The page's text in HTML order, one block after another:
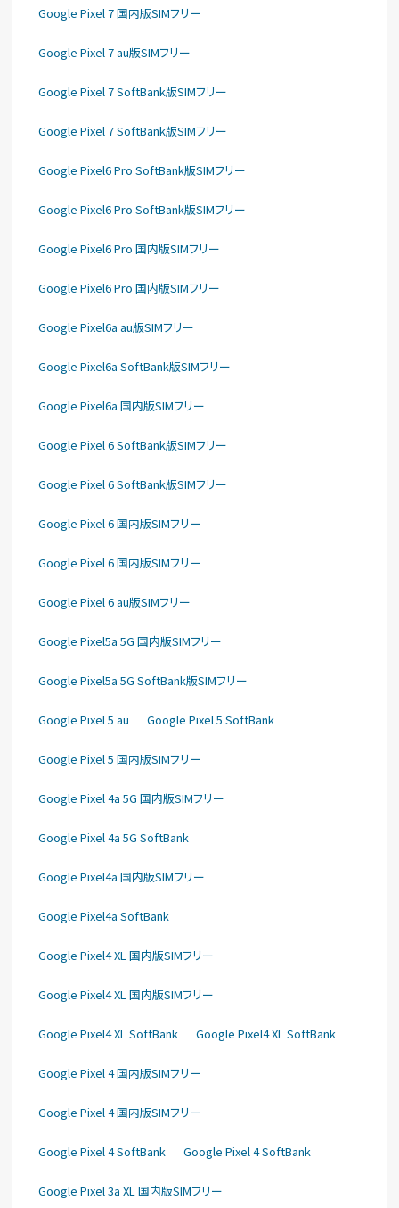
Google Pixel 7 国内版SIMフリー
Google Pixel 7 au版SIMフリー
Google Pixel 7 SoftBank版SIMフリー
Google Pixel 7 SoftBank版SIMフリー
Google Pixel6 Pro SoftBank版SIMフリー
Google Pixel6 Pro SoftBank版SIMフリー
Google Pixel6 Pro 国内版SIMフリー
Google Pixel6 Pro 国内版SIMフリー
Google Pixel6a au版SIMフリー
Google Pixel6a SoftBank版SIMフリー
Google Pixel6a 国内版SIMフリー
Google Pixel 6 SoftBank版SIMフリー
Google Pixel 6 SoftBank版SIMフリー
Google Pixel 6 国内版SIMフリー
Google Pixel 6 国内版SIMフリー
Google Pixel 6 au版SIMフリー
Google Pixel5a 5G 国内版SIMフリー
Google Pixel5a 5G SoftBank版SIMフリー
Google Pixel 5 au Google Pixel 5 SoftBank
Google Pixel 5 国内版SIMフリー
Google Pixel 4a 5G 国内版SIMフリー
Google Pixel 4a 5G SoftBank
Google Pixel4a 国内版SIMフリー
Google Pixel4a SoftBank
Google Pixel4 XL 国内版SIMフリー
Google Pixel4 XL 国内版SIMフリー
Google Pixel4 XL SoftBank Google Pixel4 XL SoftBank
Google Pixel 4 国内版SIMフリー
Google Pixel 4 国内版SIMフリー
Google Pixel 4 SoftBank Google Pixel 4 SoftBank
Google Pixel 3a XL 国内版SIMフリー